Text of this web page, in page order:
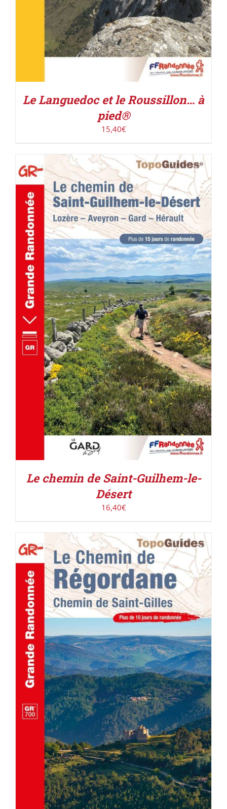
Le Languedoc et le Roussillon… à
pied®
15,40€
AJOUTER AU PANIER / DÉTAILS
Le chemin de Saint-Guilhem-le-
Désert
16,40€
ACHETER LE PRODUIT / DÉTAILS